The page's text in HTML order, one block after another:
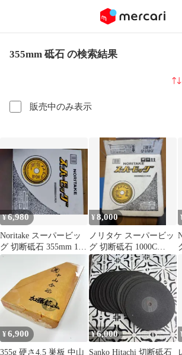
355mm 砥石 の検索結果
販売中のみ表示
並
¥6,980
Noritake スーパービッ
グ 切断砥石 355mm 10
枚入
¥8,000
ノリタケ スーパービッ
グ 切断砥石 1000C
23021 10枚入×2箱
¥6,900
355g 硬さ4.5 巣板 中山
¥6,000
Sanko Hitachi 切断砥石